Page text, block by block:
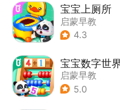
宝宝上厕所
启蒙早教
4.3
宝宝数字世
启蒙早教
5.0